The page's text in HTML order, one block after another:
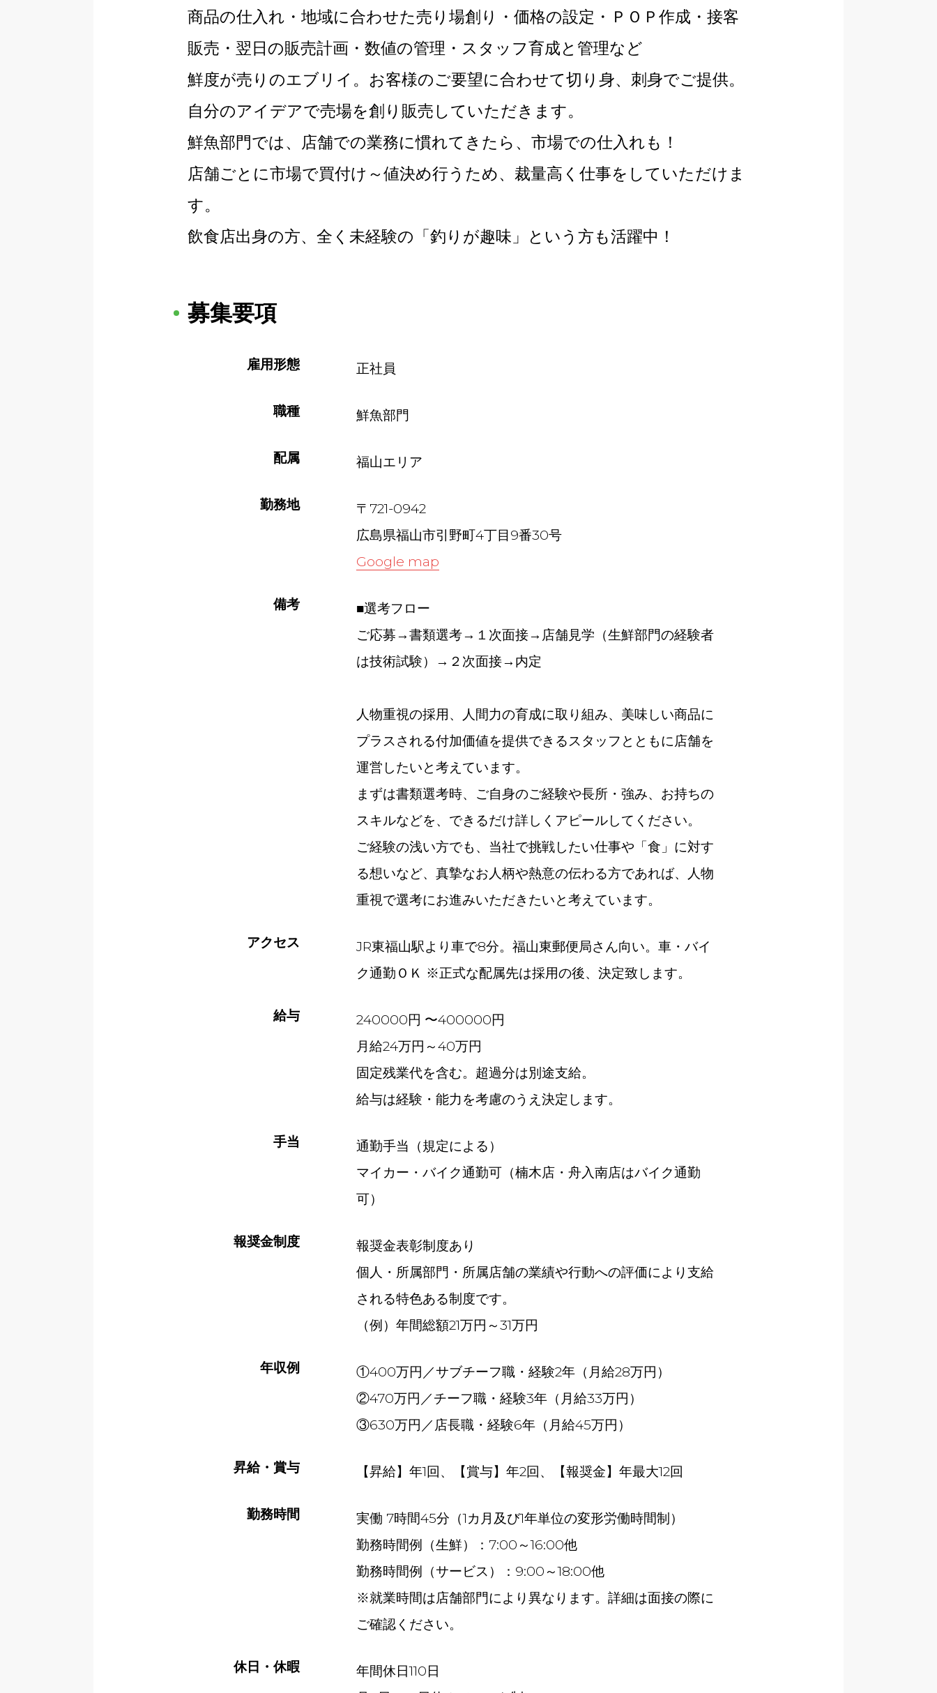
商品の仕入れ・地域に合わせた売り場創り・価格の設定・ＰＯＰ作成・接客
販売・翌日の販売計画・数値の管理・スタッフ育成と管理など
鮮度が売りのエブリイ。お客様のご要望に合わせて切り身、刺身でご提供。
自分のアイデアで売場を創り販売していただきます。
鮮魚部門では、店舗での業務に慣れてきたら、市場での仕入れも！
店舗ごとに市場で買付け～値決め行うため、裁量高く仕事をしていただけま
す。
飲食店出身の方、全く未経験の「釣りが趣味」という方も活躍中！
募集要項
雇用形態 正社員
職種 鮮魚部門
配属 福山エリア
勤務地
〒721-0942
広島県福山市引野町4丁目9番30号
Google map
備考
■選考フロー
ご応募→書類選考→１次面接→店舗見学（生鮮部門の経験者
は技術試験）→２次面接→内定
人物重視の採用、人間力の育成に取り組み、美味しい商品に
プラスされる付加価値を提供できるスタッフとともに店舗を
運営したいと考えています。
まずは書類選考時、ご自身のご経験や長所・強み、お持ちの
スキルなどを、できるだけ詳しくアピールしてください。
ご経験の浅い方でも、当社で挑戦したい仕事や「食」に対す
る想いなど、真摯なお人柄や熱意の伝わる方であれば、人物
重視で選考にお進みいただきたいと考えています。
アクセス
JR東福山駅より車で8分。福山東郵便局さん向い。車・バイ
ク通勤ＯＫ ※正式な配属先は採用の後、決定致します。
給与
240000円 〜400000円
月給24万円～40万円
固定残業代を含む。超過分は別途支給。
給与は経験・能力を考慮のうえ決定します。
手当
通勤手当（規定による）
マイカー・バイク通勤可（楠木店・舟入南店はバイク通勤
可）
報奨金制度
報奨金表彰制度あり
個人・所属部門・所属店舗の業績や行動への評価により支給
される特色ある制度です。
（例）年間総額21万円～31万円
年収例
①400万円／サブチーフ職・経験2年（月給28万円）
②470万円／チーフ職・経験3年（月給33万円）
③630万円／店長職・経験6年（月給45万円）
昇給・賞与 【昇給】年1回、【賞与】年2回、【報奨金】年最大12回
勤務時間
実働 7時間45分（1カ月及び1年単位の変形労働時間制）
勤務時間例（生鮮）：7:00～16:00他
勤務時間例（サービス）：9:00～18:00他
※就業時間は店舗部門により異なります。詳細は面接の際に
ご確認ください。
休日・休暇
年間休日110日